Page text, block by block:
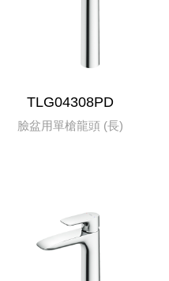
TLG04308PD
臉盆用單槍龍頭 (長)